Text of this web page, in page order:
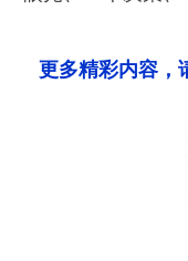
更多精彩内容，